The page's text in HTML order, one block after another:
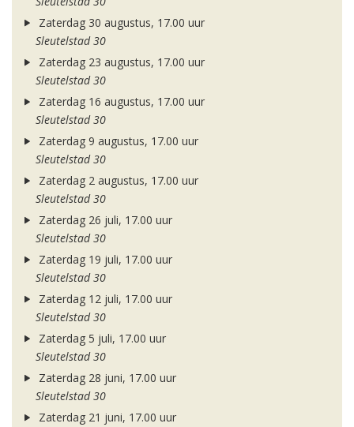
Zaterdag 30 augustus, 17.00 uur
Sleutelstad 30
Zaterdag 23 augustus, 17.00 uur
Sleutelstad 30
Zaterdag 16 augustus, 17.00 uur
Sleutelstad 30
Zaterdag 9 augustus, 17.00 uur
Sleutelstad 30
Zaterdag 2 augustus, 17.00 uur
Sleutelstad 30
Zaterdag 26 juli, 17.00 uur
Sleutelstad 30
Zaterdag 19 juli, 17.00 uur
Sleutelstad 30
Zaterdag 12 juli, 17.00 uur
Sleutelstad 30
Zaterdag 5 juli, 17.00 uur
Sleutelstad 30
Zaterdag 28 juni, 17.00 uur
Sleutelstad 30
Zaterdag 21 juni, 17.00 uur